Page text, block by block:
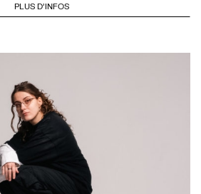
PLUS D'INFOS